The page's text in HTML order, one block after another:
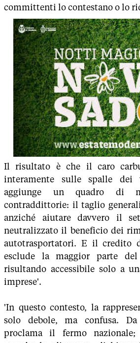
committenti lo contestano o lo
Il risultato è che il caro
interamente sulle spalle
aggiunge un quadro di
contraddittorie: il taglio
anziché aiutare davvero il
neutralizzato il beneficio dei
autotrasportatori. E il credito
esclude la maggior parte del
risultando accessibile solo a
imprese'.
'In questo contesto, la
solo debole, ma confusa.
proclama il fermo nazionale;